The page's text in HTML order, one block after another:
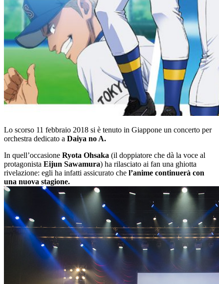
Lo scorso 11 febbraio 2018 si è tenuto in Giappone un concerto per
orchestra dedicato a Daiya no A.
In quell’occasione Ryota Ohsaka (il doppiatore che dà la voce al
protagonista Eijun Sawamura) ha rilasciato ai fan una ghiotta
rivelazione: egli ha infatti assicurato che l’anime continuerà con
una nuova stagione.